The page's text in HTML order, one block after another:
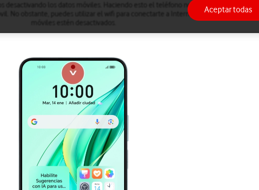
desactivando los datos móviles. Haciendo esto el teléfono no establece conexión
No obstante, puedes utilizar el wifi para conectarte a Internet aunque los datos
Aceptar todas